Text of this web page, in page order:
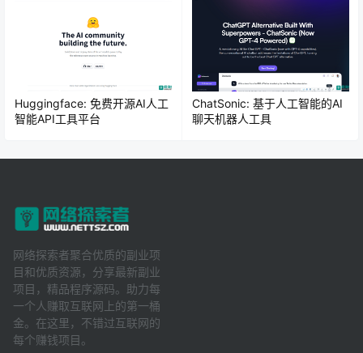
Huggingface: 免费开源AI人工
智能API工具平台
ChatSonic: 基于人工智能的AI
聊天机器人工具
网络探索者聚合优质的副业项
目和优质资源，分享最新副业
项目，精品程序源码。助力每
一个人赚取互联网上的第一桶
金。在这里，不错过互联网的
每个赚钱项目。